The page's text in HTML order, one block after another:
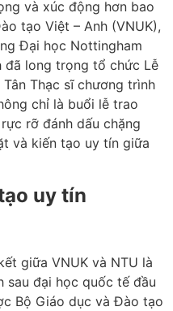
và xúc động hơn bao
tạo Việt – Anh (VNUK),
Đại học Nottingham
đã long trọng tổ chức Lễ
Thạc sĩ chương trình
chỉ là buổi lễ trao
rỡ đánh dấu chặng
và kiến tạo uy tín giữa
uy tín
giữa VNUK và NTU là
sau đại học quốc tế đầu
Bộ Giáo dục và Đào tạo